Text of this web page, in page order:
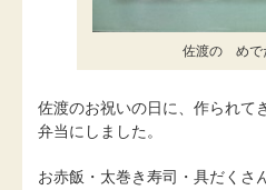
佐渡の めで
佐渡のお祝いの日に、作られて
弁当にしました。
お赤飯・太巻き寿司・具だくさ